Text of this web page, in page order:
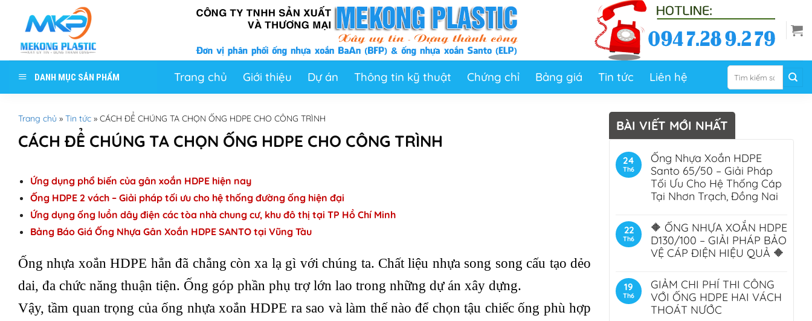
content
DANH MỤC SẢN PHẨM Trang chủ Giới thiệu Dự án Thông tin kỹ thuật Chứng chỉ Bảng giá Tin tức Liên hệ
Tìm
kiếm:
Trang chủ » Tin tức » CÁCH ĐỂ CHÚNG TA CHỌN ỐNG HDPE CHO CÔNG TRÌNH
CÁCH ĐỂ CHÚNG TA CHỌN ỐNG HDPE CHO CÔNG TRÌNH
Ứng dụng phổ biến của gân xoắn HDPE hiện nay
Ống HDPE 2 vách – Giải pháp tối ưu cho hệ thống đường ống hiện đại
Ứng dụng ống luồn dây điện các tòa nhà chung cư, khu đô thị tại TP Hồ Chí Minh
Bảng Báo Giá Ống Nhựa Gân Xoắn HDPE SANTO tại Vũng Tàu
Ống nhựa xoắn HDPE hẳn đã chẳng còn xa lạ gì với chúng ta. Chất liệu nhựa song song cấu tạo dẻo
dai, đa chức năng thuận tiện. Ống góp phần phụ trợ lớn lao trong những dự án xây dựng.
Vậy, tầm quan trọng của ống nhựa xoắn HDPE ra sao và làm thế nào để chọn tậu chiếc ống phù hợp
BÀI VIẾT MỚI NHẤT
24
Th6
Ống Nhựa Xoắn HDPE
Santo 65/50 – Giải Pháp
Tối Ưu Cho Hệ Thống Cáp
Tại Nhơn Trạch, Đồng Nai
22
Th6
🔶 ỐNG NHỰA XOẮN HDPE
D130/100 – GIẢI PHÁP BẢO
VỆ CÁP ĐIỆN HIỆU QUẢ 🔶
19
Th6
GIẢM CHI PHÍ THI CÔNG
VỚI ỐNG HDPE HAI VÁCH
THOÁT NƯỚC